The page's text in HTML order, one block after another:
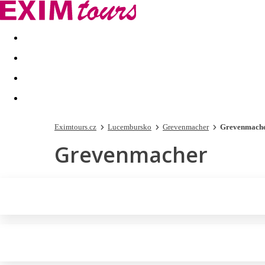
Akční nabídky Last minute
Eximtours.cz Lucembursko Grevenmacher
Grevenmacher